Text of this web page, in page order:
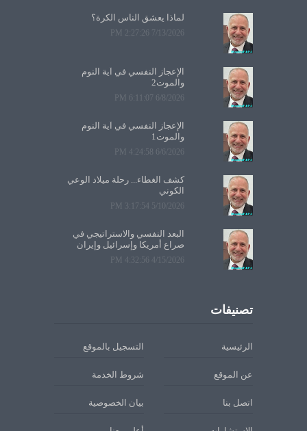
لماذا يعشق الناس الكرة؟
7/13/2026 2:27:26 PM
الإعجاز النفسي في آية النوم
والموت2
6/8/2026 6:11:07 PM
الإعجاز النفسي في آية النوم
والموت1
6/6/2026 4:24:58 PM
كشف الغطاء... رحلة ميلاد الوعي
الكوني
5/10/2026 3:17:54 PM
البعد النفسي والاستراتيجي في
صراع أمريكا وإسرائيل وإيران
4/15/2026 4:32:56 PM
تصنيفات
الرئيسية التسجيل بالموقع
عن الموقع شروط الخدمة
اتصل بنا بيان الخصوصية